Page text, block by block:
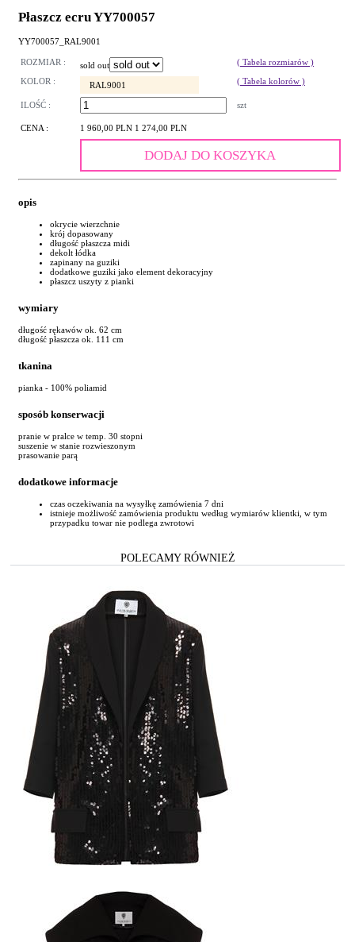
Płaszcz ecru YY700057
YY700057_RAL9001
ROZMIAR : sold out
( Tabela rozmiarów )
KOLOR :
RAL9001 ( Tabela kolorów )
ILOŚĆ : szt
CENA : 1 960,00 PLN 1 274,00 PLN
DODAJ DO KOSZYKA
opis
okrycie wierzchnie
krój dopasowany
długość płaszcza midi
dekolt łódka
zapinany na guziki
dodatkowe guziki jako element dekoracyjny
płaszcz uszyty z pianki
wymiary
długość rękawów ok. 62 cm
długość płaszcza ok. 111 cm
tkanina
pianka - 100% poliamid
sposób konserwacji
pranie w pralce w temp. 30 stopni
suszenie w stanie rozwieszonym
prasowanie parą
dodatkowe informacje
czas oczekiwania na wysyłkę zamówienia 7 dni
istnieje możliwość zamówienia produktu według wymiarów klientki, w tym
przypadku towar nie podlega zwrotowi
POLECAMY RÓWNIEŻ